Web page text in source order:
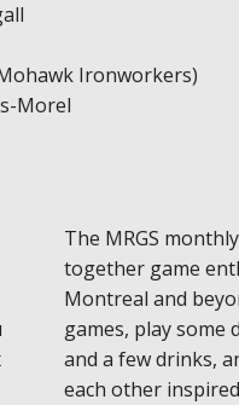
Ironworkers)
Morel
The MRGS
together game
Montreal and
games, play some
and a few drinks,
each other